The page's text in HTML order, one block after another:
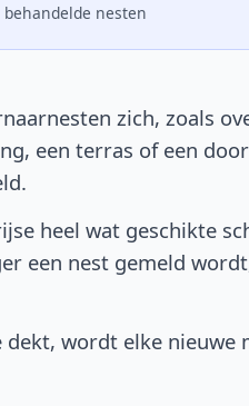
behandelde nesten
zich, zoals
een terras of een
heel wat geschikte
een nest gemeld
wordt elke nieuwe